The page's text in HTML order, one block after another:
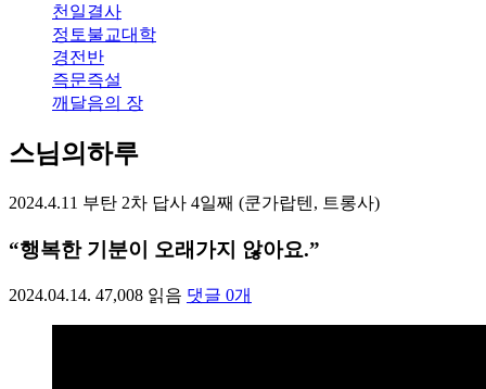
천일결사
정토불교대학
경전반
즉문즉설
깨달음의 장
스님의하루
2024.4.11 부탄 2차 답사 4일째 (쿤가랍텐, 트롱사)
“행복한 기분이 오래가지 않아요.”
2024.04.14. 47,008 읽음 댓글 0개